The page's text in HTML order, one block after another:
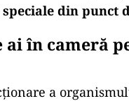
speciale din punct
aiîn cameră
a